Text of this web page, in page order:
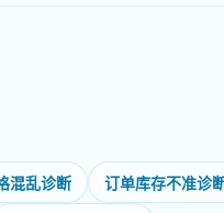
混乱诊断 订单库存不准诊